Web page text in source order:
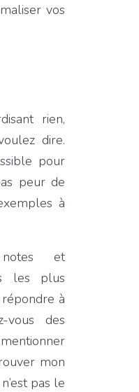
vos
rien,
dire.
pour
peur de
à
et
les plus
à
vous des
mon
pas le